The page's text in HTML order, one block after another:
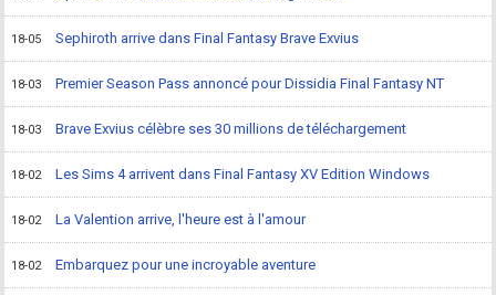
18-05 Sephiroth arrive dans Final Fantasy Brave Exvius
18-03 Premier Season Pass annoncé pour Dissidia Final Fantasy NT
18-03 Brave Exvius célèbre ses 30 millions de téléchargement
18-02 Les Sims 4 arrivent dans Final Fantasy XV Edition Windows
18-02 La Valention arrive, l'heure est à l'amour
18-02 Embarquez pour une incroyable aventure